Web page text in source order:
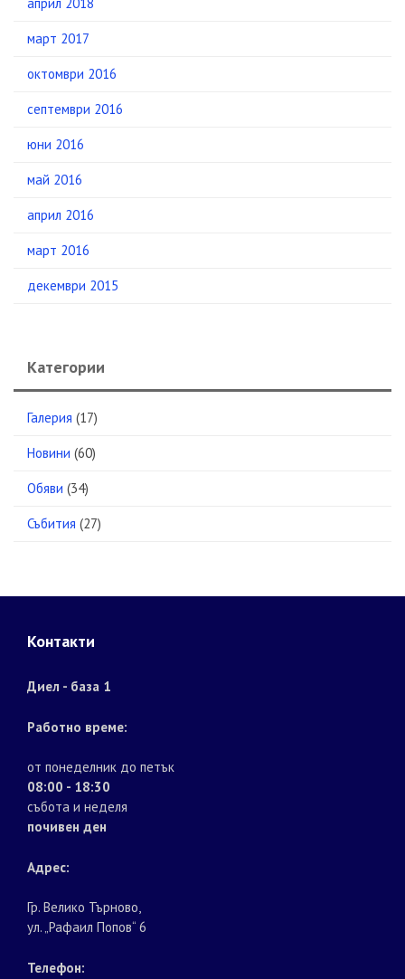
март 2017
октомври 2016
септември 2016
юни 2016
май 2016
април 2016
март 2016
декември 2015
Категории
Галерия (17)
Новини (60)
Обяви (34)
Събития (27)
Контакти
Диел - база 1
Работно време:
от понеделник до петък
08:00 - 18:30
събота и неделя
почивен ден
Адрес:
Гр. Велико Търново,
ул. „Рафаил Попов“ 6
Телефон: